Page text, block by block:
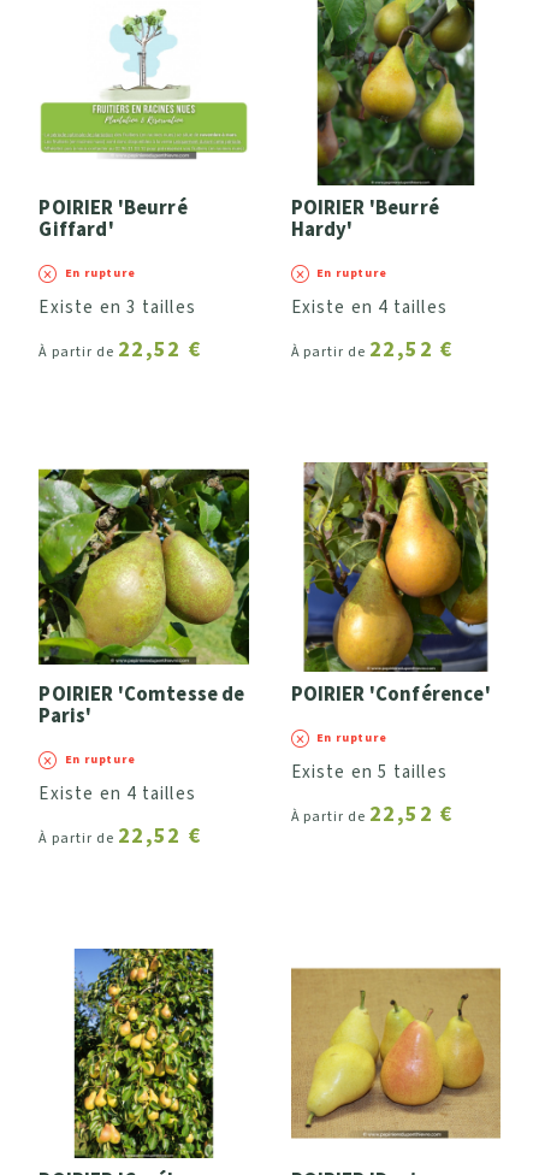
POIRIER 'Beurré
Giffard'
En rupture
Existe en 3 tailles
À partir de 22,52 €
POIRIER 'Beurré
Hardy'
En rupture
Existe en 4 tailles
À partir de 22,52 €
POIRIER 'Comtesse de
Paris'
En rupture
Existe en 4 tailles
À partir de 22,52 €
POIRIER 'Conférence'
En rupture
Existe en 5 tailles
À partir de 22,52 €